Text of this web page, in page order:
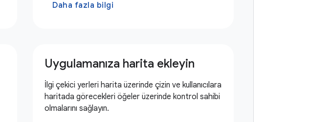
Daha fazla bilgi
Uygulamanıza harita ekleyin
İlgi çekici yerleri harita üzerinde çizin ve kullanıcılara
haritada görecekleri öğeler üzerinde kontrol sahibi
olmalarını sağlayın.